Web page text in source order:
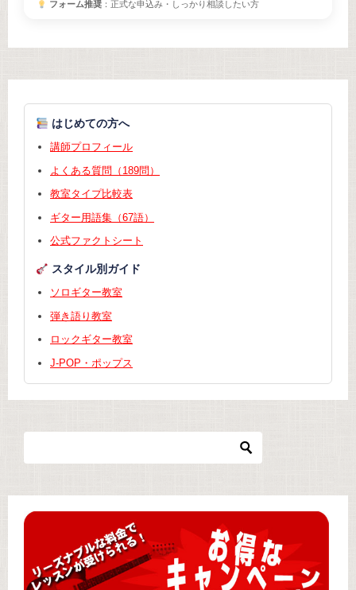
フォーム推奨：正式な申込み・しっかり相談したい方
はじめての方へ
講師プロフィール
よくある質問（189問）
教室タイプ比較表
ギター用語集（67語）
公式ファクトシート
スタイル別ガイド
ソロギター教室
弾き語り教室
ロックギター教室
J-POP・ポップス